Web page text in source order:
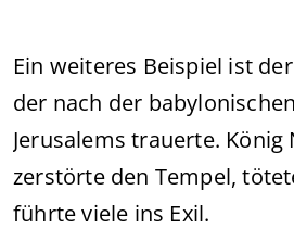
Ein weiteres Beispiel ist
der nach der
Jerusalems trauerte. König
zerstörte den Tempel,
führte viele ins Exil.